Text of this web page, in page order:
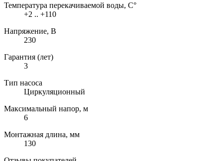
Температура перекачиваемой воды, С°
+2 .. +110
Напряжение, В
230
Гарантия (лет)
3
Тип насоса
Циркуляционный
Максимальный напор, м
6
Монтажная длина, мм
130